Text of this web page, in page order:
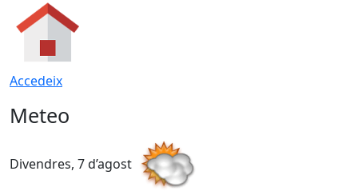
Accedeix
Meteo
Divendres, 7 d’agost